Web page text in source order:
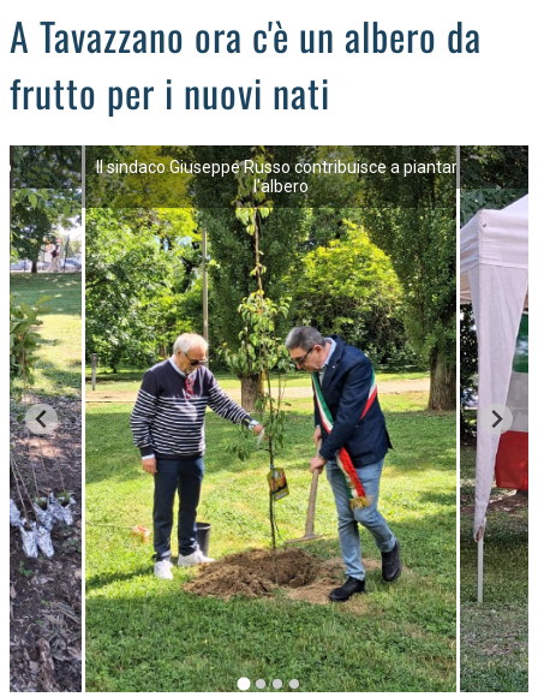
A Tavazzano ora c'è un albero da
frutto per i nuovi nati
Il sindaco Giuseppe Russo contribuisce a piantare
l'albero